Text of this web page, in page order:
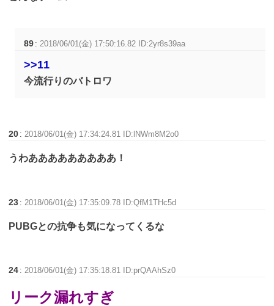
89 :2018/06/01(金) 17:50:16.82 ID:2yr8s39aa
>>11
今流行りのバトロワ
20 :2018/06/01(金) 17:34:24.81 ID:lNWm8M2o0
うわあああああああああ！
23 : 2018/06/01(金) 17:35:09.78 ID:QfM1THc5d
PUBGとの抗争も気になってくるな
24 : 2018/06/01(金) 17:35:18.81 ID:prQAAhSz0
リーク漏れすぎ